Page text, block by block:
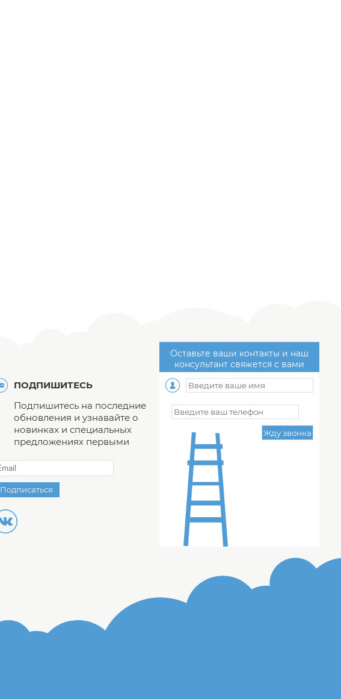
ПОДПИШИТЕСЬ
Подпишитесь на последние
обновления и узнавайте о
новинках и специальных
предложениях первыми
Подписаться
Оставьте ваши контакты и наш
консультант свяжется с вами